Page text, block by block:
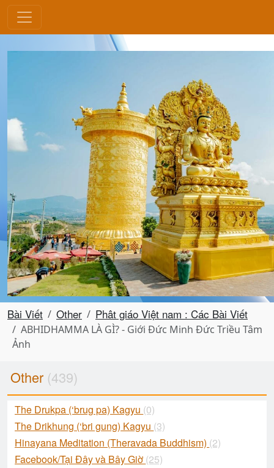
Bài Viết Other Phât giáo Việt nam : Các Bài Viết
ABHIDHAMMA LÀ GÌ? - Giới Đức Minh Đức Triều Tâm
Ảnh
Other (439)
The Drukpa (‘brug pa) Kagyu (0)
The Drikhung (‘bri gung) Kagyu (3)
Hinayana Meditation (Theravada Buddhism) (2)
Facebook/Tại Đây và Bây Giờ (25)